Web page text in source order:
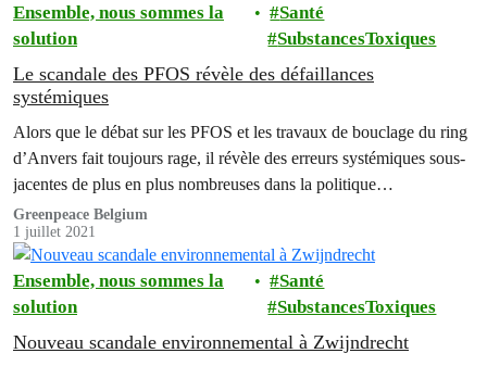
Ensemble, nous sommes la
solution
Santé
SubstancesToxiques
Le scandale des PFOS révèle des défaillances
systémiques
Alors que le débat sur les PFOS et les travaux de bouclage du ring
d’Anvers fait toujours rage, il révèle des erreurs systémiques sous-
jacentes de plus en plus nombreuses dans la politique
environnementale.
Greenpeace Belgium
1 juillet 2021
Ensemble, nous sommes la
solution
Santé
SubstancesToxiques
Nouveau scandale environnemental à Zwijndrecht